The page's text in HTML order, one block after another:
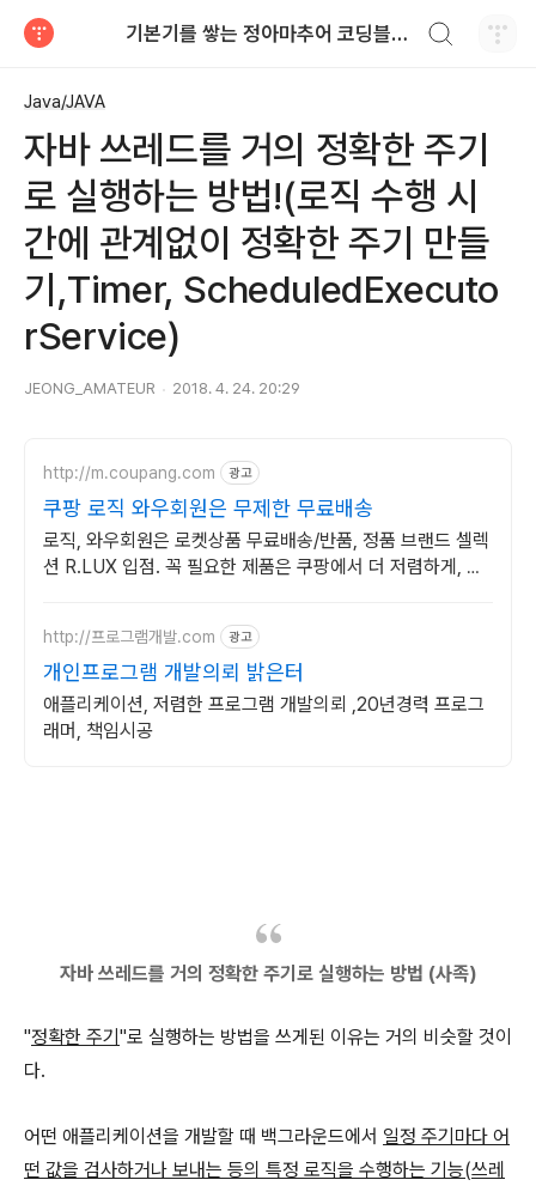
기본기를 쌓는 정아마추어 코딩블로그
Java/JAVA
자바 쓰레드를 거의 정확한 주기
로 실행하는 방법!(로직 수행 시
간에 관계없이 정확한 주기 만들
기,Timer, ScheduledExecuto
rService)
JEONG_AMATEUR 2018. 4. 24. 20:29
http://m.coupang.com 광고
쿠팡 로직 와우회원은 무제한 무료배송
로직, 와우회원은 로켓상품 무료배송/반품, 정품 브랜드 셀렉
션 R.LUX 입점. 꼭 필요한 제품은 쿠팡에서 더 저렴하게, 로
http://프로그램개발.com 광고
개인프로그램 개발의뢰 밝은터
애플리케이션, 저렴한 프로그램 개발의뢰 ,20년경력 프로그
래머, 책임시공
자바쓰레드를 거의 정확한 주기로 실행하는 방법 (사족)
"정확한 주기 "로 실행하는 방법을 쓰게된 이유는 거의 비슷할 것이
다.
어떤 애플리케이션을 개발할 때 백그라운드에서 일정 주기마다 어
떤 값을 검사하거나 보내는 등의 특정 로직을 수행하는 기능(쓰레